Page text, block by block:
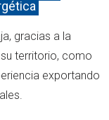
gracias a la
territorio, como
exportando